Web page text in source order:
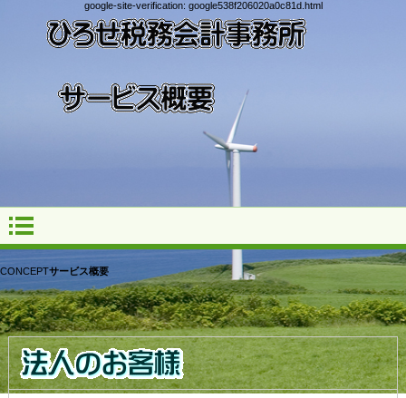
google-site-verification: google538f206020a0c81d.html
CONCEPTサービス概要